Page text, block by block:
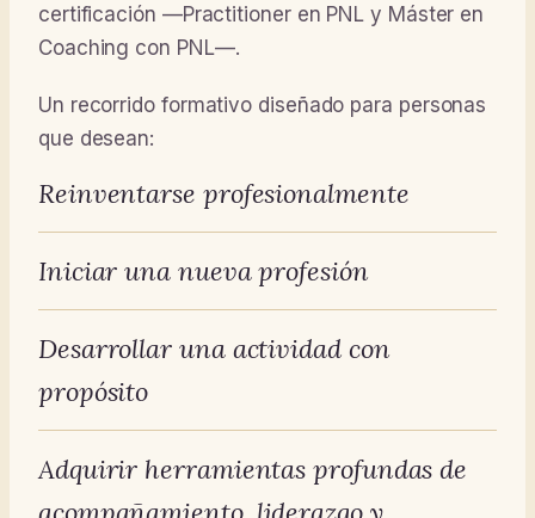
certificación —Practitioner en PNL y Máster en
Coaching con PNL—.
Un recorrido formativo diseñado para personas
que desean:
Reinventarse profesionalmente
Iniciar una nueva profesión
Desarrollar una actividad con
propósito
Adquirir herramientas profundas de